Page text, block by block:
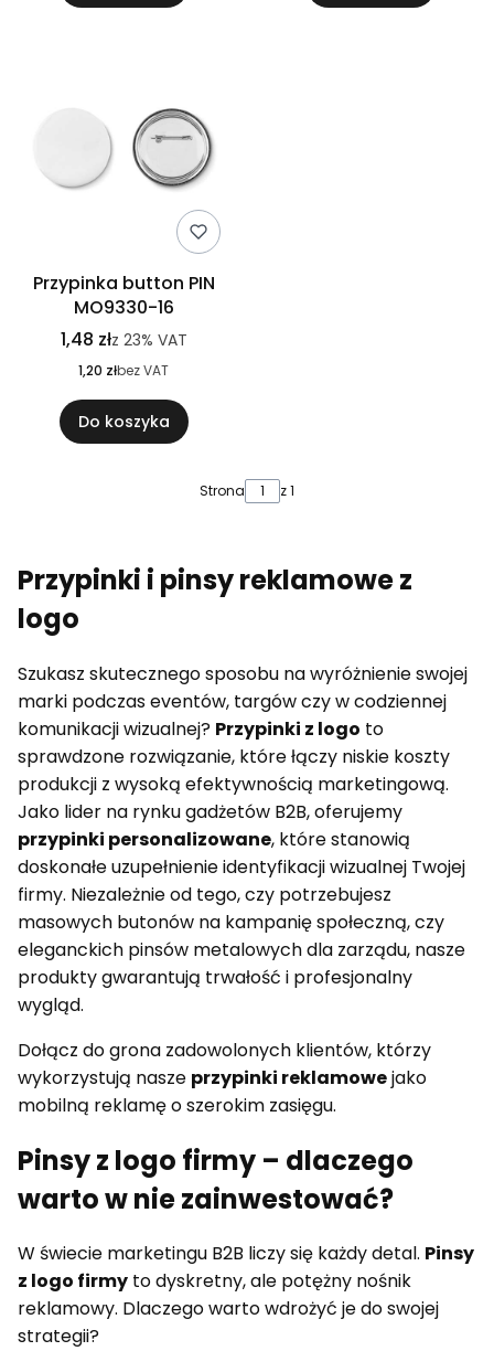
Przypinka button PIN
MO9330-16
1,48 złz 23% VAT
1,20 złbez VAT
Do koszyka
Strona z 1
Przypinki i pinsy reklamowe z
logo
Szukasz skutecznego sposobu na wyróżnienie swojej
marki podczas eventów, targów czy w codziennej
komunikacji wizualnej? Przypinki z logo to
sprawdzone rozwiązanie, które łączy niskie koszty
produkcji z wysoką efektywnością marketingową.
Jako lider na rynku gadżetów B2B, oferujemy
przypinki personalizowane, które stanowią
doskonałe uzupełnienie identyfikacji wizualnej Twojej
firmy. Niezależnie od tego, czy potrzebujesz
masowych butonów na kampanię społeczną, czy
eleganckich pinsów metalowych dla zarządu, nasze
produkty gwarantują trwałość i profesjonalny
wygląd.
Dołącz do grona zadowolonych klientów, którzy
wykorzystują nasze przypinki reklamowejako
mobilną reklamę o szerokim zasięgu.
Pinsy z logo firmy – dlaczego
warto w nie zainwestować?
W świecie marketingu B2B liczy się każdy detal. Pinsy
z logo firmy to dyskretny, ale potężny nośnik
reklamowy. Dlaczego warto wdrożyć je do swojej
strategii?